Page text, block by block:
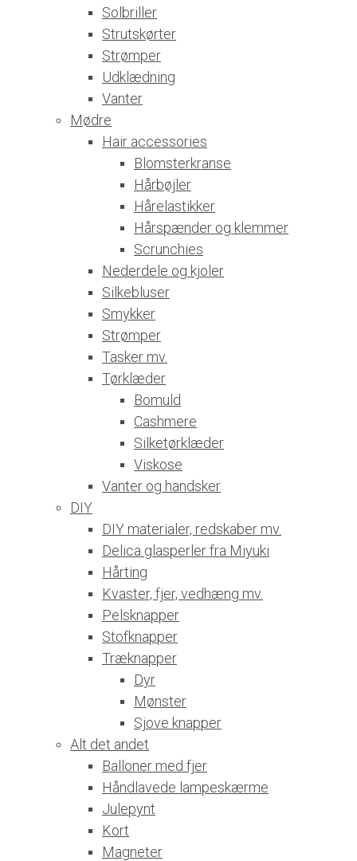
Solbriller
Strutskørter
Strømper
Udklædning
Vanter
Mødre
Hair accessories
Blomsterkranse
Hårbøjler
Hårelastikker
Hårspænder og klemmer
Scrunchies
Nederdele og kjoler
Silkebluser
Smykker
Strømper
Tasker mv.
Tørklæder
Bomuld
Cashmere
Silketørklæder
Viskose
Vanter og handsker
DIY
DIY materialer, redskaber mv.
Delica glasperler fra Miyuki
Hårting
Kvaster, fjer, vedhæng mv.
Pelsknapper
Stofknapper
Træknapper
Dyr
Mønster
Sjove knapper
Alt det andet
Balloner med fjer
Håndlavede lampeskærme
Julepynt
Kort
Magneter